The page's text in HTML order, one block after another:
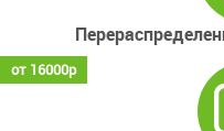
от 16000р